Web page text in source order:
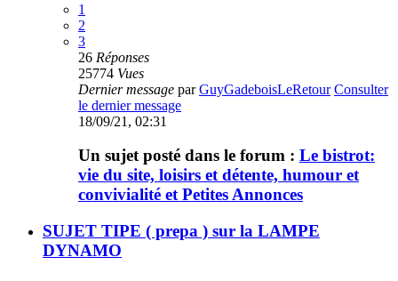
1
2
3
26 Réponses
25774 Vues
Dernier message parGuyGadeboisLeRetour Consulter
le dernier message
18/09/21, 02:31
Un sujet posté dans le forum : Le bistrot:
vie du site, loisirs et détente, humour et
convivialité et Petites Annonces
SUJET TIPE ( prepa ) sur la LAMPE
DYNAMO